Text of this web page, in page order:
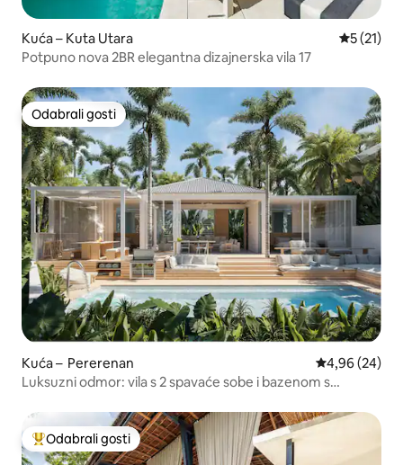
Kuća – Kuta Utara Prosječna
5 (21)
Potpuno nova 2BR elegantna dizajnerska vila 17
Odabrali gosti
Odabrali gosti
Kuća – Pererenan Prosječna
4,96 (24)
Luksuzni odmor: vila s 2 spavaće sobe i bazenom s
Među najviše rangiranima s oznakom „Odabrali gosti”
Odabrali gosti